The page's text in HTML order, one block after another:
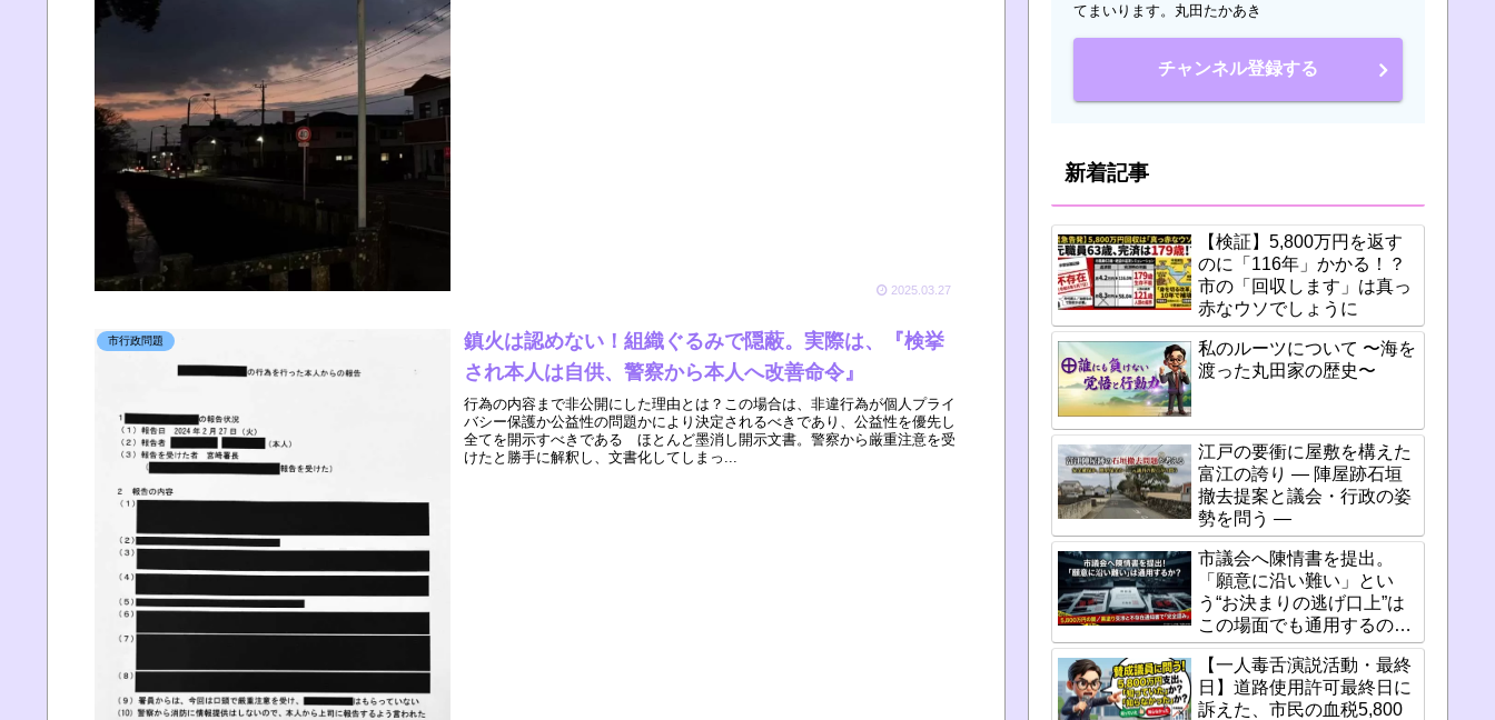
2025.03.27
市行政問題
鎮火は認めない！組織ぐるみで隠蔽。実際は、『検挙
され本人は自供、警察から本人へ改善命令』
行為の内容まで非公開にした理由とは？この場合は、非違行為が個人プライ
バシー保護か公益性の問題かにより決定されるべきであり、公益性を優先し
全てを開示すべきである ほとんど墨消し開示文書。警察から厳重注意を受
けたと勝手に解釈し、文書化してしまっ...
てまいります。丸田たかあき
チャンネル登録する
新着記事
【検証】5,800万円を返す
のに「116年」かかる！？
市の「回収します」は真っ
赤なウソでしょうに
私のルーツについて 〜海を
渡った丸田家の歴史〜
江戸の要衝に屋敷を構えた
富江の誇り ― 陣屋跡石垣
撤去提案と議会・行政の姿
勢を問う ―
市議会へ陳情書を提出。
「願意に沿い難い」とい
う“お決まりの逃げ口上”は
この場面でも通用するの
か？
【一人毒舌演説活動・最終
日】道路使用許可最終日に
訴えた、市民の血税5,800